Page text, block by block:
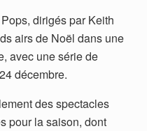
dirigés par Keith
airs de Noël dans une
avec une série de
décembre.
des spectacles
pour la saison, dont